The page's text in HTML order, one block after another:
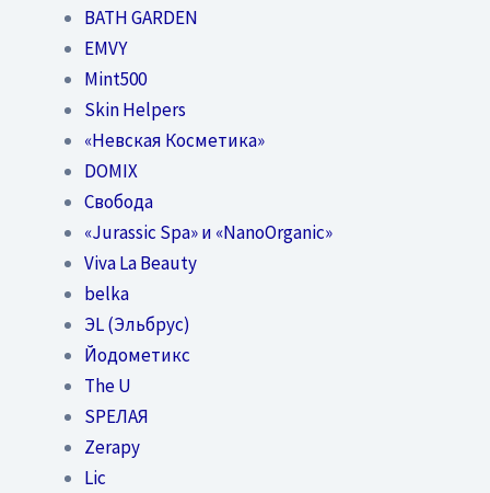
BATH GARDEN
EMVY
Mint500
Skin Helpers
«Невская Косметика»
DOMIX
Свобода
«Jurassic Spa» и «NanoOrganic»
Viva La Beauty
belka
ЭL (Эльбрус)
Йодометикс
The U
SPEЛАЯ
Zerapy
Lic